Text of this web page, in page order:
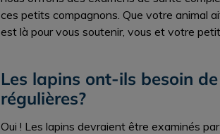
ces petits compagnons. Que votre animal
est là pour vous soutenir, vous et votre
Les lapins ont-ils besoin
régulières?
Oui ! Les lapins devraient être examinés